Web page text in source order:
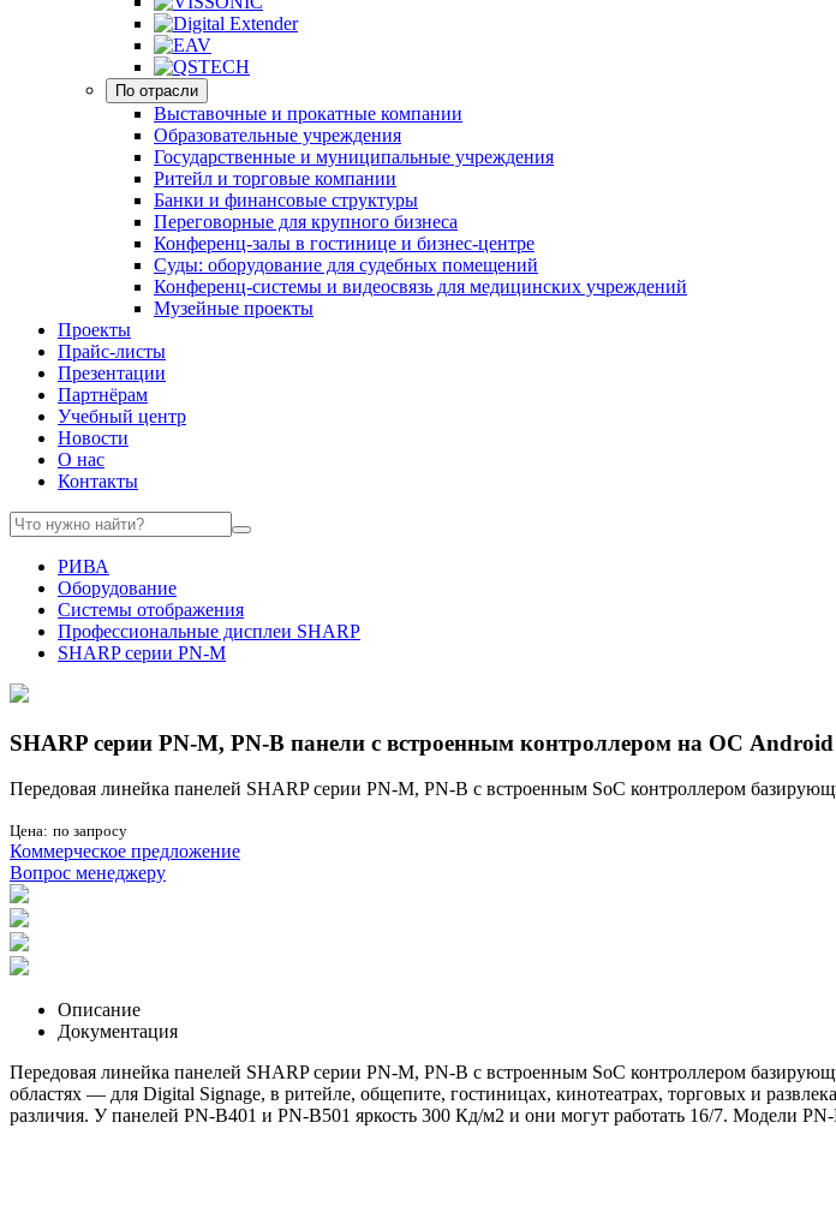
По отрасли
Выставочные и прокатные компании
Образовательные учреждения
Государственные и муниципальные учреждения
Ритейл и торговые компании
Банки и финансовые структуры
Переговорные для крупного бизнеса
Конференц-залы в гостинице и бизнес-центре
Суды: оборудование для судебных помещений
Конференц-системы и видеосвязь для медицинских учреждений
Музейные проекты
Проекты
Прайс-листы
Презентации
Партнёрам
Учебный центр
Новости
О нас
Контакты
РИВА
Оборудование
Системы отображения
Профессиональные дисплеи SHARP
SHARP серии PN-M
SHARP серии PN-M, PN-B панели с встроенным контроллером на ОС Android
Передовая линейка панелей SHARP серии PN-M, PN-B с встроенным SoC контроллером
Цена: по запросу
Коммерческое предложение
Вопрос менеджеру
Описание
Документация
Передовая линейка панелей SHARP серии PN-M, PN-B с встроенным SoC контроллером
областях — для Digital Signage, в ритейле, общепите, гостиницах, кинотеатрах, торговых и
различия. У панелей PN-B401 и PN-B501 яркость 300 Кд/м2 и они могут работать 16/7. Модели